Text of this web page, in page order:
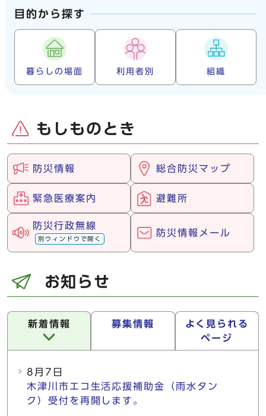
目的から探す
暮らしの場面 利用者別 組織
もしものとき
防災情報 総合防災マップ
緊急医療案内 避難所
防災行政無線
別ウィンドウで開く
防災情報メール
お知らせ
新着情報 募集情報
よく見られる
ページ
8月7日
木津川市エコ生活応援補助金（雨水タン
ク）受付を再開します。